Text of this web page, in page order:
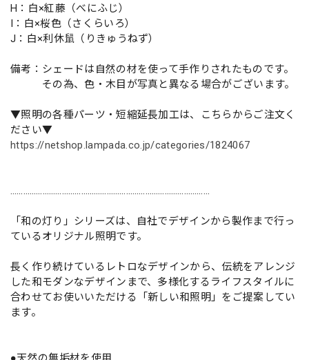
H：白×紅藤（べにふじ）
I：白×桜色（さくらいろ）
J：白×利休鼠（りきゅうねず）
備考：シェードは自然の材を使って手作りされたものです。
その為、色・木目が写真と異なる場合がございます。
▼照明の各種パーツ・短縮延長加工は、こちらからご注文く
ださい▼
https://netshop.lampada.co.jp/categories/1824067
…………………………………………………………………………………
「和の灯り」シリーズは、自社でデザインから製作まで行っ
ているオリジナル照明です。
長く作り続けているレトロなデザインから、伝統をアレンジ
した和モダンなデザインまで、多様化するライフスタイルに
合わせてお使いいただける「新しい和照明」をご提案してい
ます。